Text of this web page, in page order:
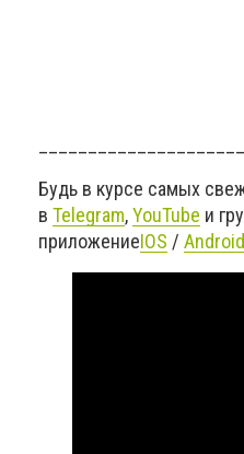
Будь в курсе самых
в Telegram,YouTube и
приложениеIOS / Android